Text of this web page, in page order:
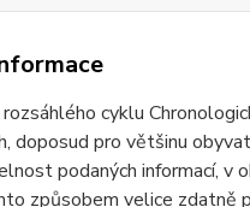
cyklu
doposud pro většinu
podaných informací, v
způsobem velice zdatně